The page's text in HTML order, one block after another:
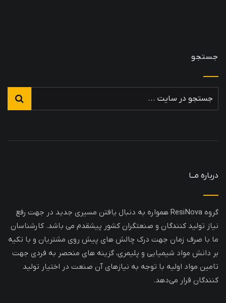
جستجو
درباره مــا
گروه ResiNova همواره به دنبال یافتن مسیری جدید در جهت رفع
نیاز تولید کنندگان و صنعتگران کشور پیشقدم می باشد. کارشناسان
ما با صرف زمان جهت درک چالش های پیش روی مشتریان و با تکیه
بر دانش مواد شیمیایی و پلیمری، گزینه های منحصر به فردی جهت
تامین مواد اولیه با توجه به نیازهای آن صنعت در اختیار تولید
کنندگان قرار می‌دهد.